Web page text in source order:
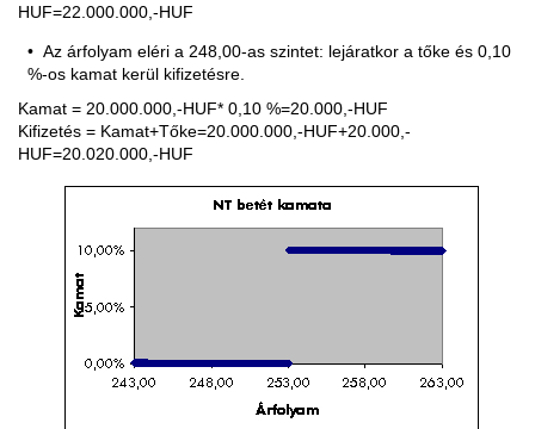
HUF=22.000.000,-HUF
Az árfolyam eléri a 248,00-as szintet: lejáratkor a tőke és 0,10
%-os kamat kerül kifizetésre.
Kamat = 20.000.000,-HUF* 0,10 %=20.000,-HUF
Kifizetés = Kamat+Tőke=20.000.000,-HUF+20.000,-
HUF=20.020.000,-HUF